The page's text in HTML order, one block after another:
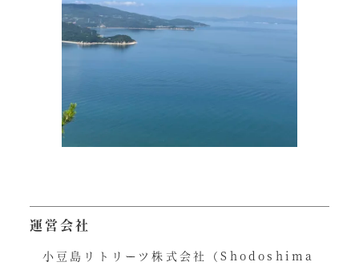
運営会社
小豆島リトリーツ株式会社（Shodoshima